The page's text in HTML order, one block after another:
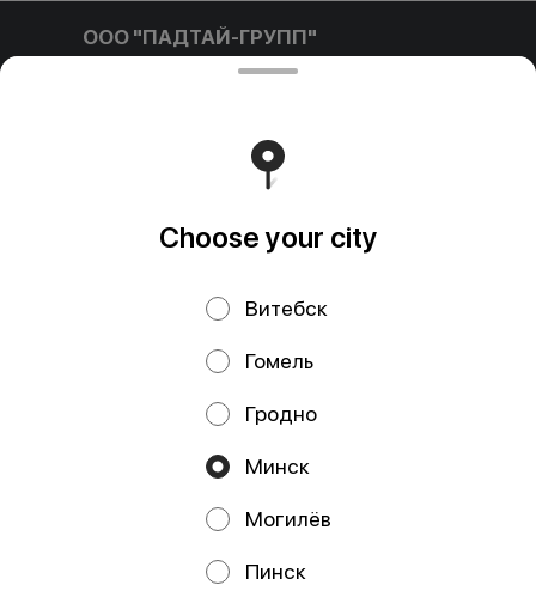
ООО "ПАДТАЙ-ГРУПП"
ООО "ПАДТАЙ-ГРУПП" УНП 192838954, РБ, Минская
Торговом реестре Республики Беларусь 18.01.2021г.
Foodpicásso
Privacy Policy
Public Offer
Choose your city
Витебск
Гомель
Гродно
Минск
Могилёв
Пинск